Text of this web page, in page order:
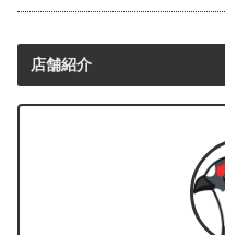
店舗紹介